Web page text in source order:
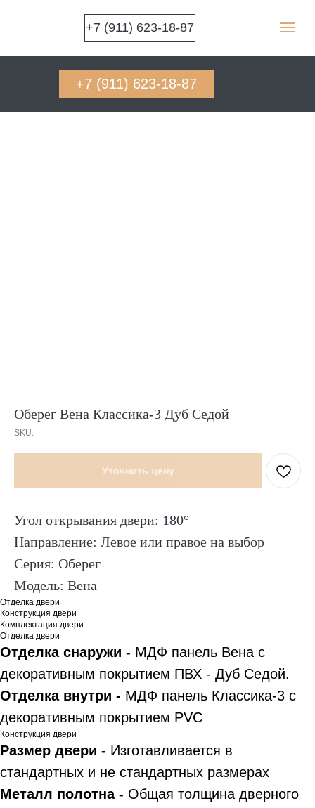
+7 (911) 623-18-87
+7 (911) 623-18-87
Оберег Вена Классика-3 Дуб Седой
SKU:
Уточнить цену
Угол открывания двери: 180°
Направление: Левое или правое на выбор
Серия: Оберег
Модель: Вена
Отделка двери
Конструкция двери
Комплектация двери
Отделка двери
Отделка снаружи - МДФ панель Вена с
декоративным покрытием ПВХ - Дуб Седой.
Отделка внутри - МДФ панель Классика-3 с
декоративным покрытием PVC
Конструкция двери
Размер двери - Изготавливается в
стандартных и не стандартных размерах
Металл полотна - Общая толщина дверного